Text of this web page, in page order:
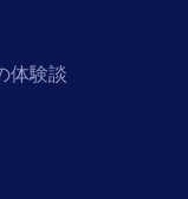
体験談